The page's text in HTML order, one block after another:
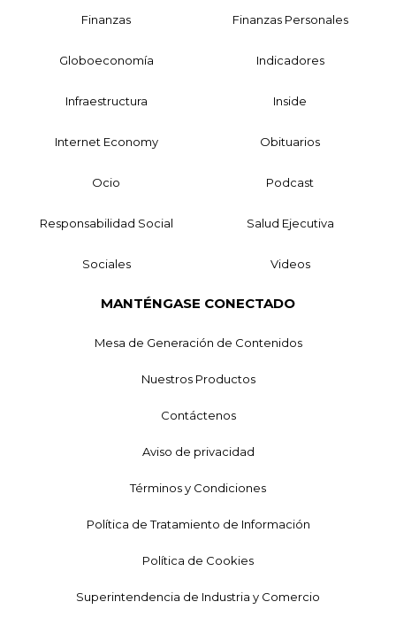
Finanzas Finanzas Personales
Globoeconomía Indicadores
Infraestructura Inside
Internet Economy Obituarios
Ocio Podcast
Responsabilidad Social Salud Ejecutiva
Sociales Videos
MANTÉNGASE CONECTADO
Mesa de Generación de Contenidos
Nuestros Productos
Contáctenos
Aviso de privacidad
Términos y Condiciones
Política de Tratamiento de Información
Política de Cookies
Superintendencia de Industria y Comercio